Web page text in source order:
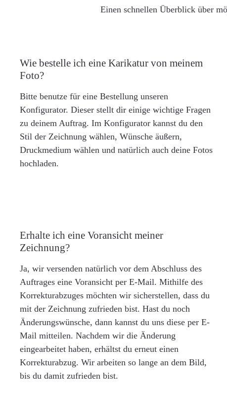
Einen schnellen Überblick über
Wie bestelle ich eine Karikatur von meinem
Foto?
Bitte benutze für eine Bestellung unseren
Konfigurator. Dieser stellt dir einige wichtige Fragen
zu deinem Auftrag. Im Konfigurator kannst du den
Stil der Zeichnung wählen, Wünsche äußern,
Druckmedium wählen und natürlich auch deine Fotos
hochladen.
Erhalte ich eine Voransicht meiner
Zeichnung?
Ja, wir versenden natürlich vor dem Abschluss des
Auftrages eine Voransicht per E-Mail. Mithilfe des
Korrekturabzuges möchten wir sicherstellen, dass du
mit der Zeichnung zufrieden bist. Hast du noch
Änderungswünsche, dann kannst du uns diese per E-
Mail mitteilen. Nachdem wir die Änderung
eingearbeitet haben, erhältst du erneut einen
Korrekturabzug. Wir arbeiten so lange an dem Bild,
bis du damit zufrieden bist.